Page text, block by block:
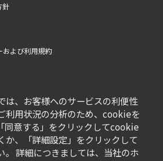
は、お客様へのサービスの利便性
利用状況の分析のため、cookieを
同意する」をクリックしてcookie
か、「詳細設定」をクリックして
。 詳細につきましては、当社のホ
針
および利用規約